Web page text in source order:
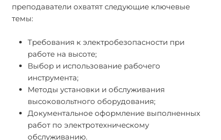
преподаватели охватят следующие ключевые
темы:
Требования к электробезопасности при
работе на высоте;
Выбор и использование рабочего
инструмента;
Методы установки и обслуживания
высоковольтного оборудования;
Документальное оформление выполненных
работ по электротехническому
обслуживанию.